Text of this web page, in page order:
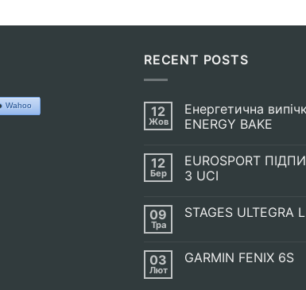
Wahoo
RECENT POSTS
12
Жов
Енергетична
ENERGY BAKE
до
Енергетична
випічка
ENERGY
12
Бер
EUROSPORT
З UCI
до
З
UCI
09
Тра
STAGES ULTEGRA L
STAGES
03
Лют
GARMIN FENIX 6S